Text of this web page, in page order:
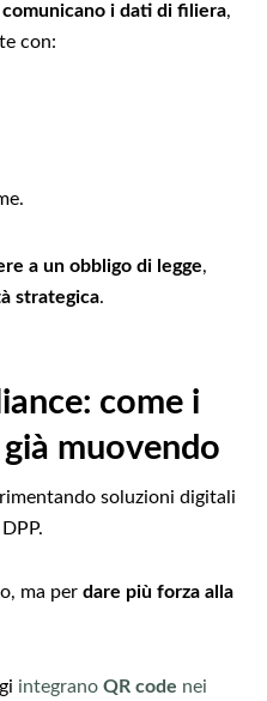
i dati di filiera,
con:
a un obbligo di legge,
strategica.
come i
muovendo
soluzioni digitali
ma per dare più forza alla
integrano QR code nei